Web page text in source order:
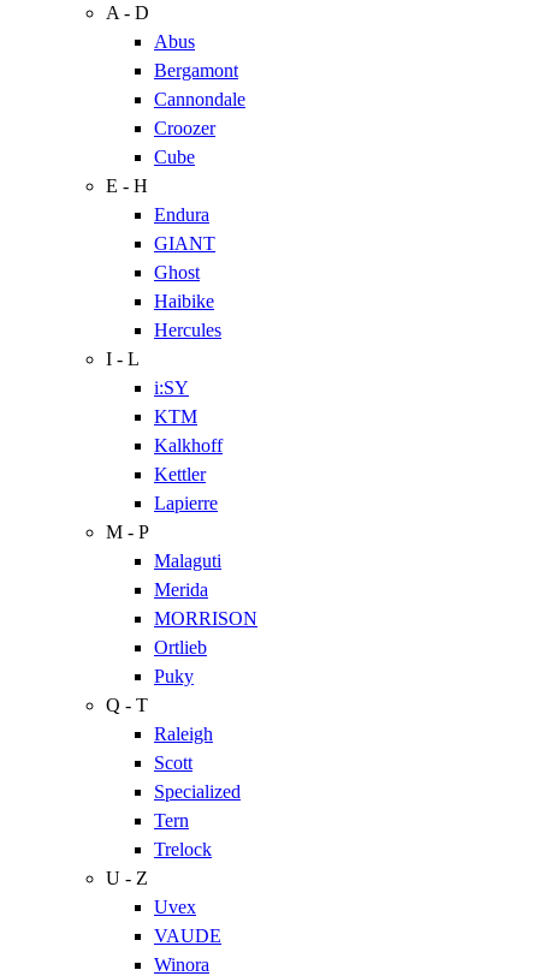
A - D
Abus
Bergamont
Cannondale
Croozer
Cube
E - H
Endura
GIANT
Ghost
Haibike
Hercules
I - L
i:SY
KTM
Kalkhoff
Kettler
Lapierre
M - P
Malaguti
Merida
MORRISON
Ortlieb
Puky
Q - T
Raleigh
Scott
Specialized
Tern
Trelock
U - Z
Uvex
VAUDE
Winora